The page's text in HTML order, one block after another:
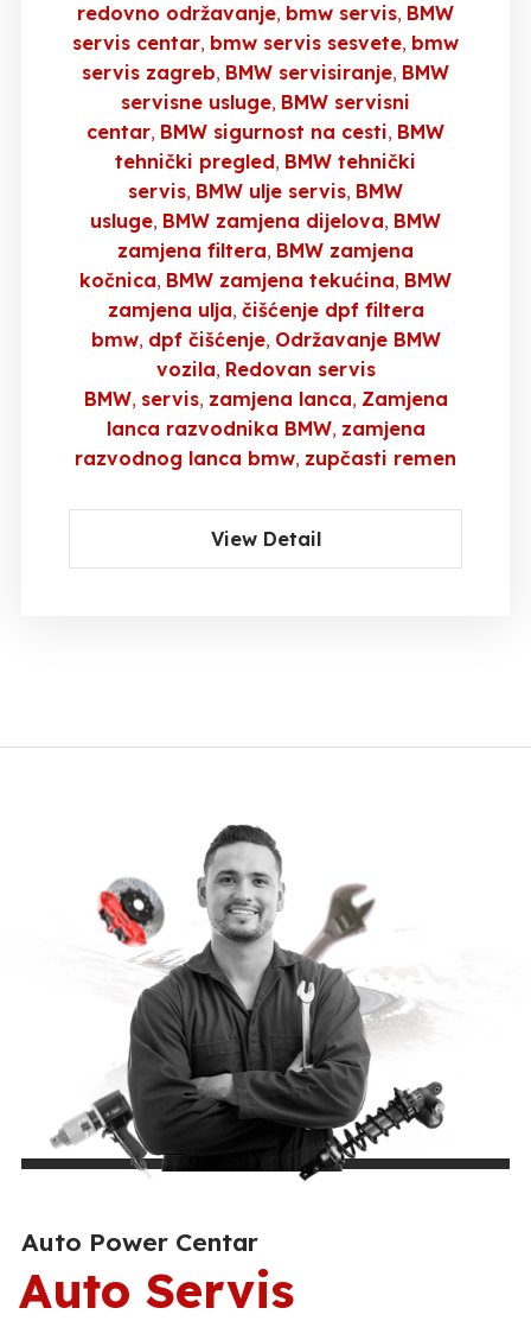
redovno održavanje bmw servis BMW
servis centar bmw servis sesvete bmw
servis zagreb BMW servisiranje BMW
servisne usluge BMW servisni
centar BMW sigurnost na cesti BMW
tehnički pregled BMW tehnički
servis BMW ulje servis BMW
usluge BMW zamjena dijelova BMW
zamjena filtera BMW zamjena
kočnica BMW zamjena tekućina BMW
zamjena ulja čišćenje dpf filtera
bmw dpf čišćenje Održavanje BMW
vozila Redovan servis
BMW servis zamjena lanca Zamjena
lanca razvodnika BMW zamjena
razvodnog lanca bmw zupčasti remen
View Detail
Auto Power Centar
Auto Servis